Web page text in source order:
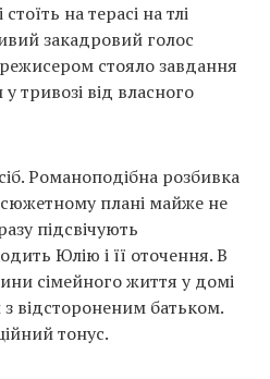
на терасі на тлі
закадровий голос
режисером стояло завдання
тривозі від власного
Романоподібна розбивка
плані майже не
підсвічують
Юлію і її оточення. В
сімейного життя у домі
з відстороненим батьком.
тонус.